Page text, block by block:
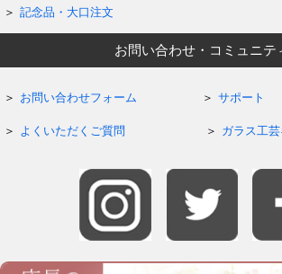
記念品・大口注文
お問い合わせ・コミュニテ
お問い合わせフォーム サポート
よくいただくご質問 ガラス工